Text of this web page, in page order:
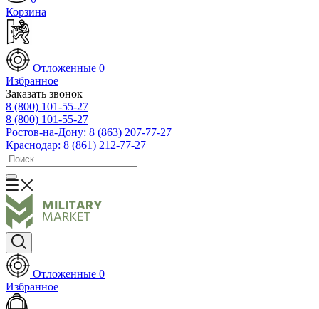
Корзина
Отложенные 0
Избранное
Заказать звонок
8 (800) 101-55-27
8 (800) 101-55-27
Ростов-на-Дону: 8 (863) 207-77-27
Краснодар: 8 (861) 212-77-27
Отложенные 0
Избранное